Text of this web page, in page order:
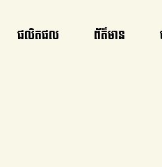
ផលិតផល ព័ត៌មាន